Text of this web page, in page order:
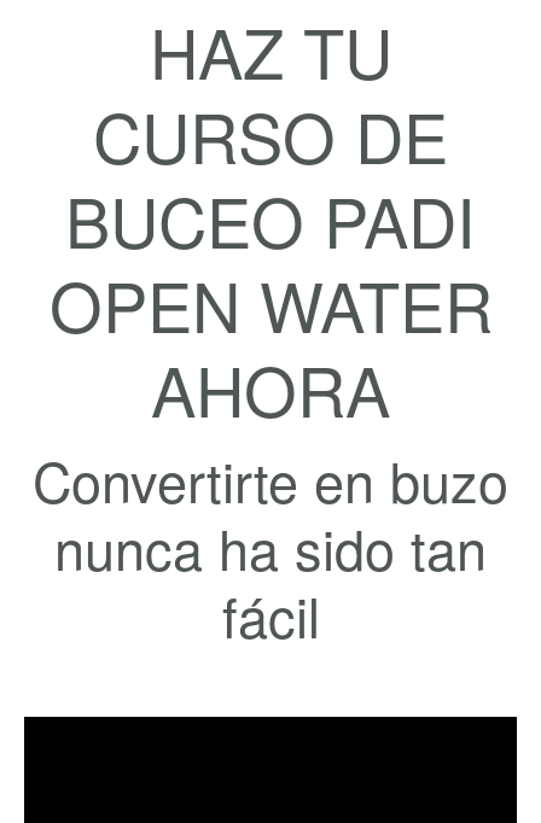
HAZ TU
CURSO DE
BUCEO PADI
OPEN WATER
AHORA
Convertirte en buzo
nunca ha sido tan
fácil